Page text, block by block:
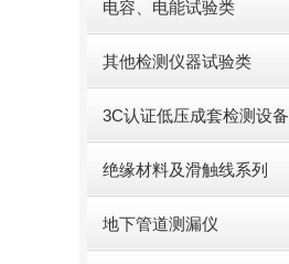
电容、电能试验类
其他检测仪器试验类
3C认证低压成套检测设备
绝缘材料及滑触线系列
地下管道测漏仪